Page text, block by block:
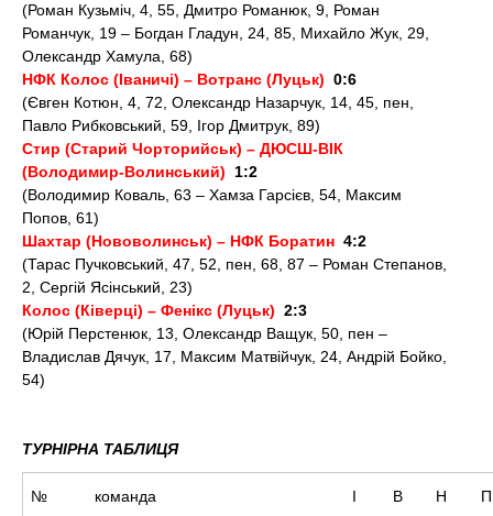
(Роман Кузьміч, 4, 55, Дмитро Романюк, 9, Роман
Романчук, 19 – Богдан Гладун, 24, 85, Михайло Жук, 29,
Олександр Хамула, 68)
НФК Колос (Іваничі) – Вотранс (Луцьк) 0:6
(Євген Котюн, 4, 72, Олександр Назарчук, 14, 45, пен,
Павло Рибковський, 59, Ігор Дмитрук, 89)
Стир (Старий Чорторийськ) – ДЮСШ-ВІК
(Володимир-Волинський) 1:2
(Володимир Коваль, 63 – Хамза Гарсієв, 54, Максим
Попов, 61)
Шахтар (Нововолинськ) – НФК Боратин 4:2
(Тарас Пучковський, 47, 52, пен, 68, 87 – Роман Степанов,
2, Сергій Ясінський, 23)
Колос (Ківерці) – Фенікс (Луцьк) 2:3
(Юрій Перстенюк, 13, Олександр Ващук, 50, пен –
Владислав Дячук, 17, Максим Матвійчук, 24, Андрій Бойко,
54)
ТУРНІРНА ТАБЛИЦЯ
№ команда І В Н П